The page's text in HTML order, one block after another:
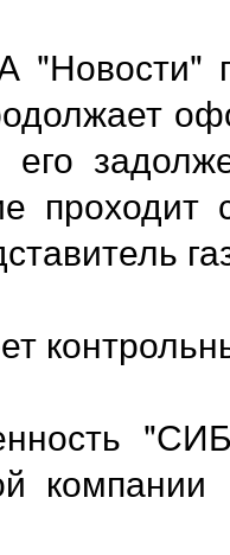
его
проходит